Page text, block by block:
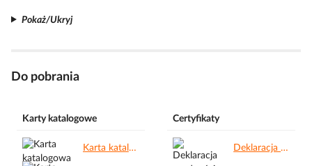
Pokaż/Ukryj
Do pobrania
Karty katalogowe
Karta katalogowa PL.pdf
Certyfikaty
Deklaracja zgodności CE.pdf